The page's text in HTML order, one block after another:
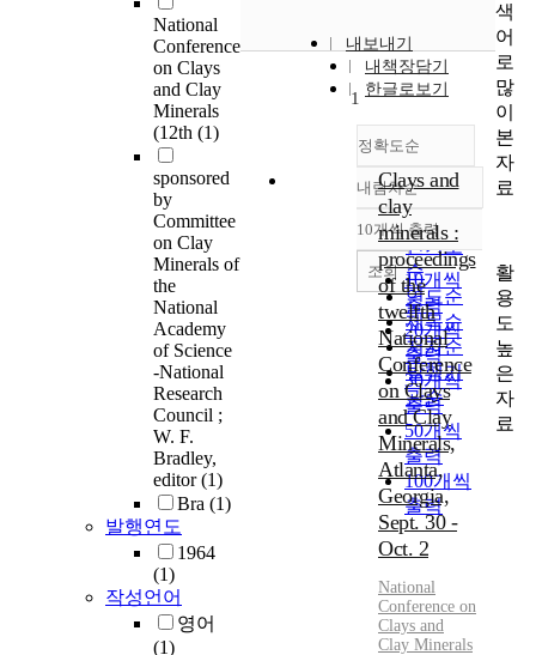
National
Conference
on Clays
and Clay
Minerals
(12th (1)
sponsored
by
Committee
on Clay
Minerals of
the
National
Academy
of Science
-National
Research
Council ;
W. F.
Bradley,
editor(1)
Bra (1)
발행연도
1964
(1)
작성언어
영어
(1)
내보내기
내책장담기
한글로보기
정확도순
정확도
순
인기도
순
연도순
제목순
저자순
발행기
관순
내림차순
내림차순
10개씩 출력
10개씩
출력
20개씩
출력
30개씩
출력
50개씩
출력
100개씩
출력
조회
1
Clays and
clay
minerals :
proceedings
of the
twelfth
National
Conference
on Clays
and Clay
Minerals,
Atlanta,
Georgia,
Sept. 30 -
Oct. 2
National
Conference on
Clays and
Clay Minerals
색
어
로
많
이
본
자
료
활
용
도
높
은
자
료